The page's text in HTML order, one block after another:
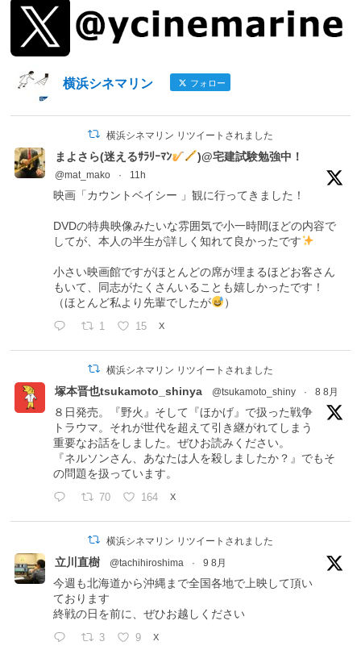
横浜シネマリン フォロー
横浜シネマリン リツイートされました
まよさら(迷えるｻﾗﾘｰﾏﾝ )@宅建試験勉強中！
@mat_mako · 11h
映画「カウントベイシー 」観に行ってきました！
DVDの特典映像みたいな雰囲気で小一時間ほどの内容で
してが、本人の半生が詳しく知れて良かったです
小さい映画館ですがほとんどの席が埋まるほどお客さん
もいて、同志がたくさんいることも嬉しかったです！
（ほとんど私より先輩でしたが
）
1 15 X
横浜シネマリン リツイートされました
塚本晋也tsukamoto_shinya @tsukamoto_shiny · 8 8月
８日発売。『野火』そして『ほかげ』で扱った戦争
トラウマ。それが世代を超えて引き継がれてしまう
重要なお話をしました。ぜひお読みください。
『ネルソンさん、あなたは人を殺しましたか？』でもそ
の問題を扱っています。
70 164 X
横浜シネマリン リツイートされました
立川直樹 @tachihiroshima · 9 8月
今週も北海道から沖縄まで全国各地で上映して頂い
ております
終戦の日を前に、ぜひお越しください
3 9 X